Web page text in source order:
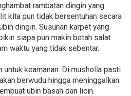
rambatan dingin yang
kita pun tidak bersentuhan secara
dingin. Susunan karpet yang
siapa pun makin betah salat
waktu yang tidak sebentar.
untuk keamanan. Di musholla pasti
berwudu hingga meninggalkan
ubin basah dan licin.